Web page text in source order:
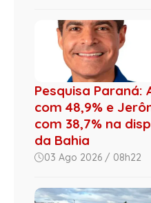
Pesquisa Paraná:
com 48,9% e
com 38,7% na
da Bahia
03 Ago 2026 / 08h22